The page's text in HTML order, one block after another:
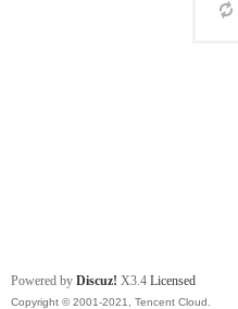
Powered by Discuz! X3.4 Licensed
Copyright © 2001-2021, Tencent Cloud.